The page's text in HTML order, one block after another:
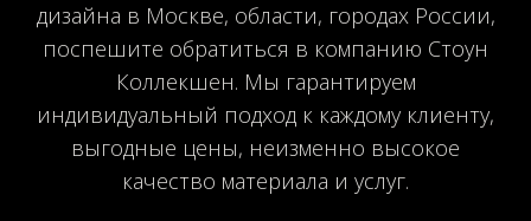
дизайна в Москве, области, городах России,
поспешите обратиться в компанию Стоун
Коллекшен. Мы гарантируем
индивидуальный подход к каждому клиенту,
выгодные цены, неизменно высокое
качество материала и услуг.